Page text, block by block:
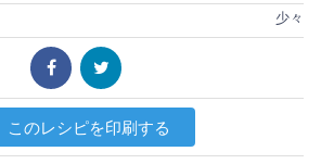
少々
このレシピを印刷する